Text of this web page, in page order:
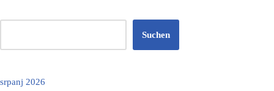
Suchen
srpanj 2026